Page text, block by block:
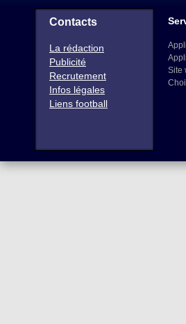
Contacts
La rédaction
Publicité
Recrutement
Infos légales
Liens football
Site